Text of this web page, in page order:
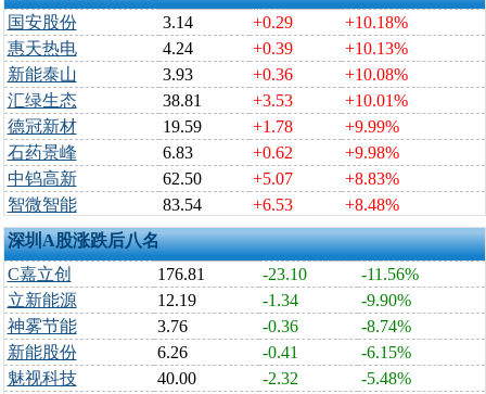
国安股份
3.14 +0.29
+10.18%
惠天热电
4.24 +0.39
+10.13%
新能泰山
3.93 +0.36
+10.08%
汇绿生态
38.81 +3.53
+10.01%
德冠新材
19.59 +1.78
+9.99%
石药景峰
6.83 +0.62
+9.98%
中钨高新
62.50 +5.07
+8.83%
智微智能
83.54 +6.53
+8.48%
深圳A股涨跌后八名
C嘉立创
176.81 -23.10
-11.56%
立新能源
12.19 -1.34
-9.90%
神雾节能
3.76 -0.36
-8.74%
新能股份
6.26 -0.41
-6.15%
魅视科技
40.00 -2.32
-5.48%